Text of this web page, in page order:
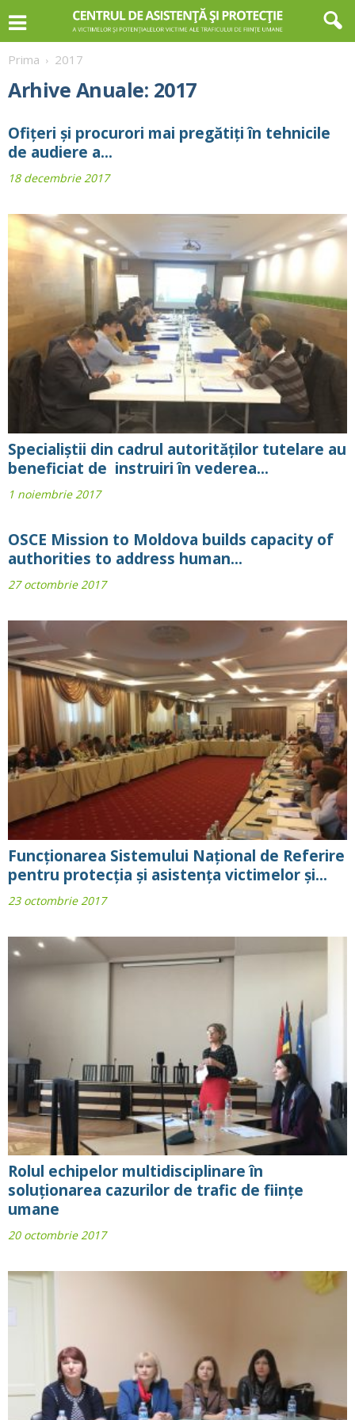
Prima 2017
Arhive Anuale: 2017
Ofiţeri şi procurori mai pregătiți în tehnicile
de audiere a...
18 decembrie 2017
Specialiștii din cadrul autorităților tutelare au
beneficiat de instruiri în vederea...
1 noiembrie 2017
OSCE Mission to Moldova builds capacity of
authorities to address human...
27 octombrie 2017
Funcționarea Sistemului Național de Referire
pentru protecția și asistența victimelor și...
23 octombrie 2017
Rolul echipelor multidisciplinare în
soluționarea cazurilor de trafic de ființe
umane
20 octombrie 2017